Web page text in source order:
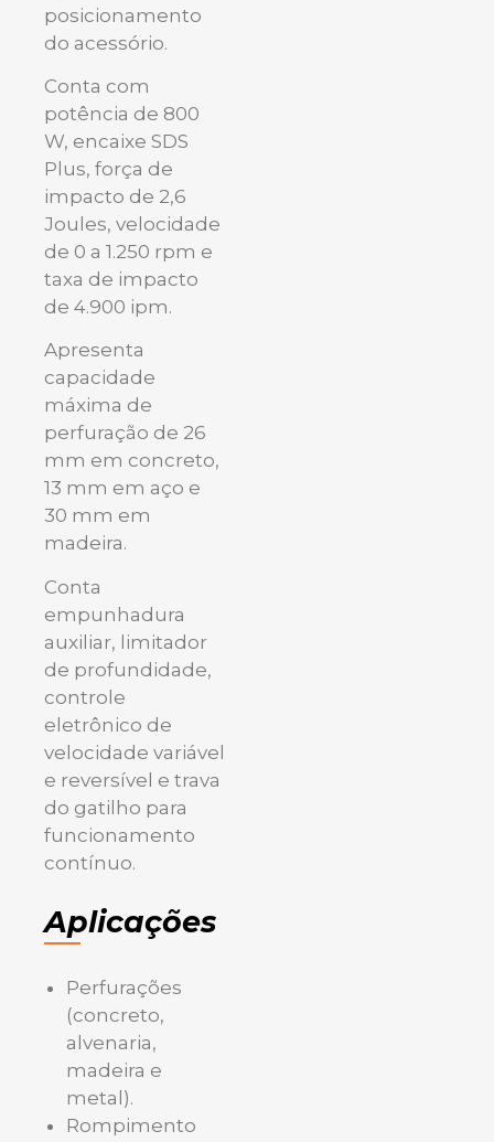
posicionamento
do acessório.
Conta com
potência de 800
W, encaixe SDS
Plus, força de
impacto de 2,6
Joules, velocidade
de 0 a 1.250 rpm e
taxa de impacto
de 4.900 ipm.
Apresenta
capacidade
máxima de
perfuração de 26
mm em concreto,
13 mm em aço e
30 mm em
madeira.
Conta
empunhadura
auxiliar, limitador
de profundidade,
controle
eletrônico de
velocidade variável
e reversível e trava
do gatilho para
funcionamento
contínuo.
Aplicações
Perfurações
(concreto,
alvenaria,
madeira e
metal).
Rompimento